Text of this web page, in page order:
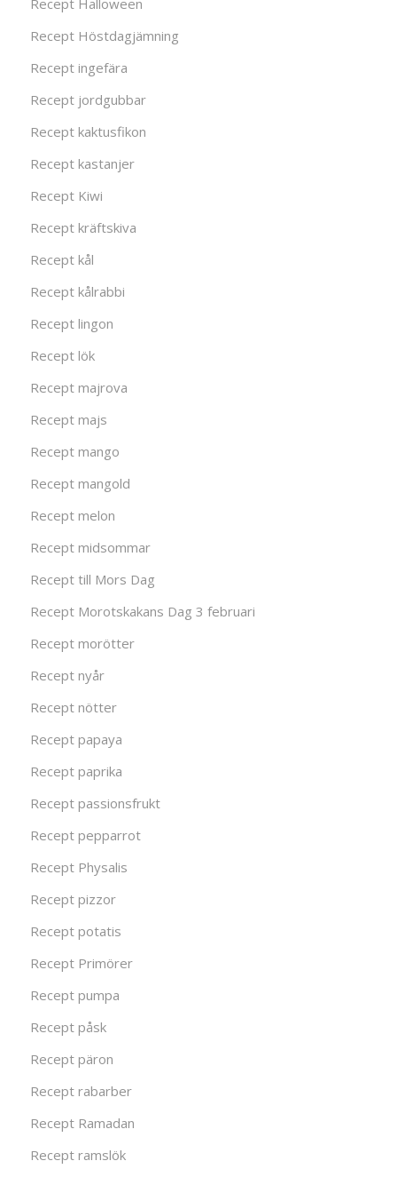
Recept Halloween
Recept Höstdagjämning
Recept ingefära
Recept jordgubbar
Recept kaktusfikon
Recept kastanjer
Recept Kiwi
Recept kräftskiva
Recept kål
Recept kålrabbi
Recept lingon
Recept lök
Recept majrova
Recept majs
Recept mango
Recept mangold
Recept melon
Recept midsommar
Recept till Mors Dag
Recept Morotskakans Dag 3 februari
Recept morötter
Recept nyår
Recept nötter
Recept papaya
Recept paprika
Recept passionsfrukt
Recept pepparrot
Recept Physalis
Recept pizzor
Recept potatis
Recept Primörer
Recept pumpa
Recept påsk
Recept päron
Recept rabarber
Recept Ramadan
Recept ramslök